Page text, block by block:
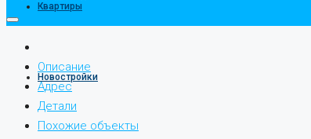
Квартиры
Новостройки
Описание
Адрес
Детали
Похожие объекты